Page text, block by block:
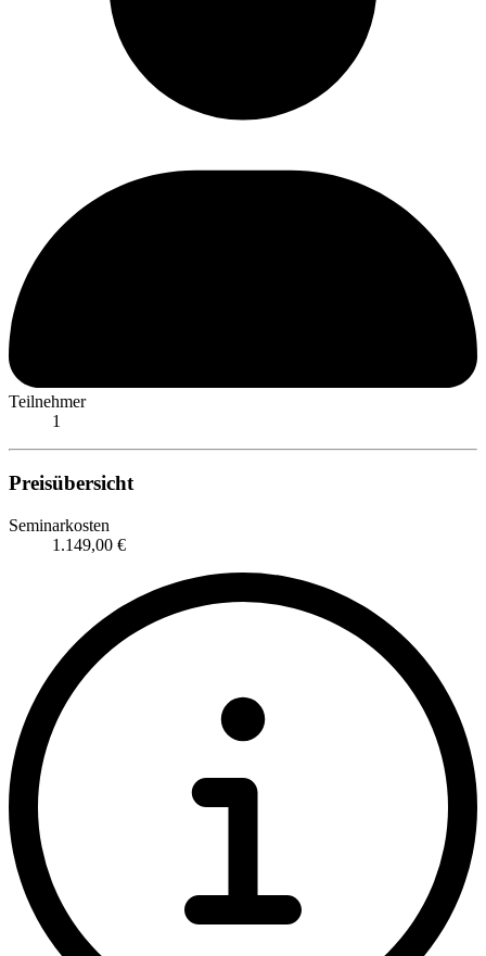
Teilnehmer
1
Preisübersicht
Seminarkosten
1.149,00 €